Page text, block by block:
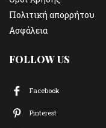
Πολιτική απορρήτου
Ασφάλεια
FOLLOW US
Facebook
Pinterest